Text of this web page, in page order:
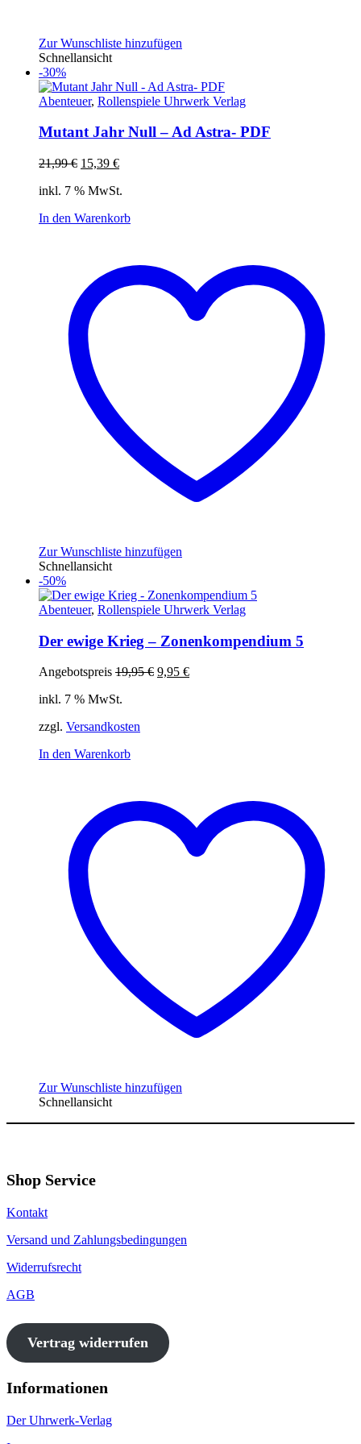
Zur Wunschliste hinzufügen
Schnellansicht
-30%
Abenteuer, Rollenspiele Uhrwerk Verlag
Mutant Jahr Null – Ad Astra- PDF
21,99€ Ursprünglicher
war:
15,39 €Aktueller
ist:
inkl. 7 % MwSt.
In den Warenkorb
Zur Wunschliste hinzufügen
Schnellansicht
-50%
Abenteuer, Rollenspiele Uhrwerk Verlag
Der ewige Krieg – Zonenkompendium 5
Angebotspreis 19,95€ Ursprünglicher
9,95 €Aktueller
inkl. 7 % MwSt.
zzgl. Versandkosten
In den Warenkorb
Zur Wunschliste hinzufügen
Schnellansicht
Shop Service
Kontakt
Versand und Zahlungsbedingungen
Widerrufsrecht
AGB
Vertrag widerrufen
Informationen
Der Uhrwerk-Verlag